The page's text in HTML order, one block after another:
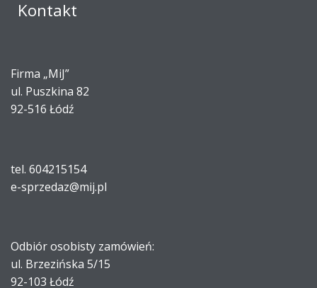
Kontakt
Firma „MiJ”
ul. Puszkina 82
92-516 Łódź
tel. 604215154
e-sprzedaz@mij.pl
Odbiór osobisty zamówień:
ul. Brzezińska 5/15
92-103 Łódź